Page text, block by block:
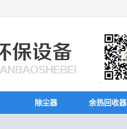
除尘器 余热回收器